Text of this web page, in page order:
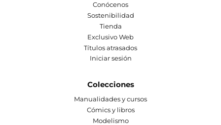
Conócenos
Sostenibilidad
Tienda
Exclusivo Web
Títulos atrasados
Iniciar sesión
Colecciones
Manualidades y cursos
Cómics y libros
Modelismo